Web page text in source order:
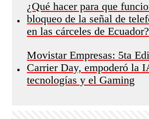
•
¿Qué hacer para que
bloqueo de la señal de
en las cárceles de Ecuador?
•
Movistar Empresas: 5ta
Carrier Day, empoderó la
tecnologías y el Gaming